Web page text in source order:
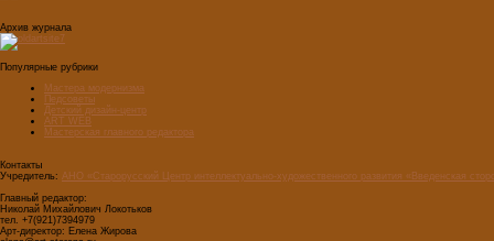
Архив журнала
Популярные рубрики
Мастера модернизма
Педсоветы
Детский дизайн-центр
ART WEB
Мастерская главного редактора
Контакты
Учредитель: АНО «Старорусский Центр интеллектуально-художественного развития «Введенская
Главный редактор:
Николай Михайлович Локотьков
тел. +7(921)7394979
Арт-директор: Елена Жирова